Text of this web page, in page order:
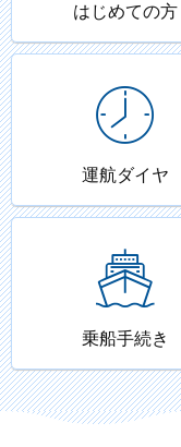
はじめての方
運航ダイヤ
乗船手続き